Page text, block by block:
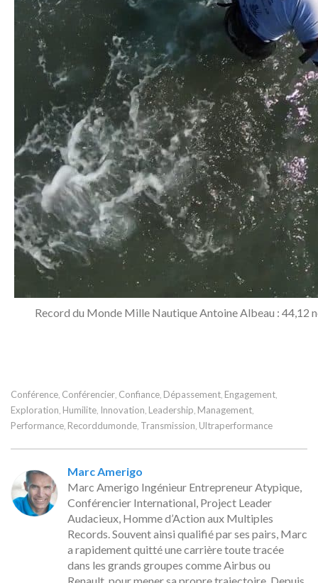
Record du Monde Mille Nautique Antoine Albeau : 44,12
Conférence Conférencier Confiance Dépassement Engagement
Exploration Humilite Innovation Leadership Management
Performance Recorddumonde Transmission Ultraperformance
Marc Amerigo
Marc Amerigo Ingénieur Entrepreneur Atypique,
Conférencier International, Project Leader
Audacieux, Homme d’Action aux Multiples
Records. Souvent ainsi qualifié par ses pairs, Marc
a rapidement quitté une carrière toute tracée
dans les grands groupes comme Airbus ou